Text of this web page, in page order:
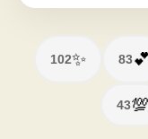
💕
83
✨
102
💯
43